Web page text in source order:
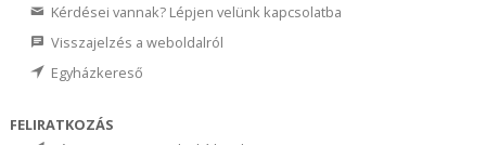
Kérdései vannak? Lépjen velünk kapcsolatba
Visszajelzés a weboldalról
Egyházkereső
FELIRATKOZÁS